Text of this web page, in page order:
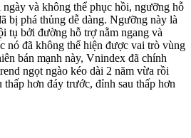
và không thể phục hồi, ngưỡng hỗ
bị phá thủng dễ dàng. Ngưỡng này là
tụ bởi đường hỗ trợ nằm ngang và
nó đã không thể hiện được vai trò vùng
bán mạnh này, Vnindex đã chính
ngọt ngào kéo dài 2 năm vừa rồi
thấp hơn đáy trước, đỉnh sau thấp hơn